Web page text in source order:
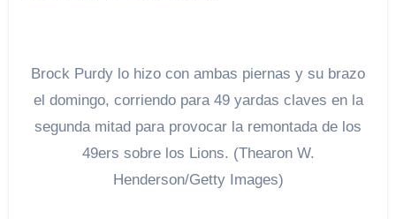
Brock Purdy lo hizo con ambas piernas y su brazo
el domingo, corriendo para 49 yardas claves en la
segunda mitad para provocar la remontada de los
49ers sobre los Lions. (Thearon W.
Henderson/Getty Images)